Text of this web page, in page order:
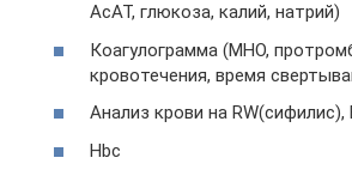
АсАТ, глюкоза, калий, натрий)
Коагулограмма (МНО,
кровотечения, время
Анализ крови на
Hbc